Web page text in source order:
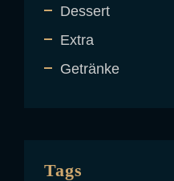
Dessert
Extra
Getränke
Tags